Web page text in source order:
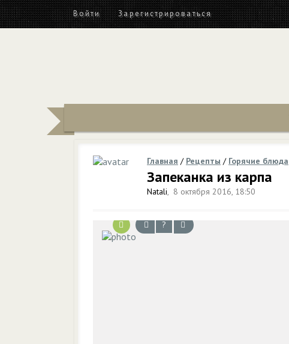
Войти Зарегистрироваться
Главная / Рецепты / Горячие блюда
Запеканка из карпа
Natali, 8 октября 2016, 18:50
?